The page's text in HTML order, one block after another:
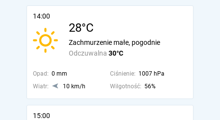
14:00
28°C
Odczuwalna 30°C
Zachmurzenie małe, pogodnie
Opad: 0 mm Ciśnienie: 1007 hPa
Wiatr:
10 km/h Wilgotność: 56%
15:00